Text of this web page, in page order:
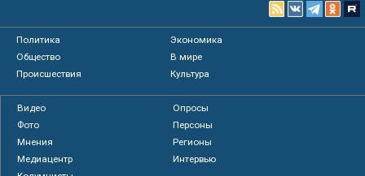
Политика
Экономика
Общество
В мире
Происшествия
Культура
Видео
Опросы
Фото
Персоны
Мнения
Регионы
Медиацентр
Интервью